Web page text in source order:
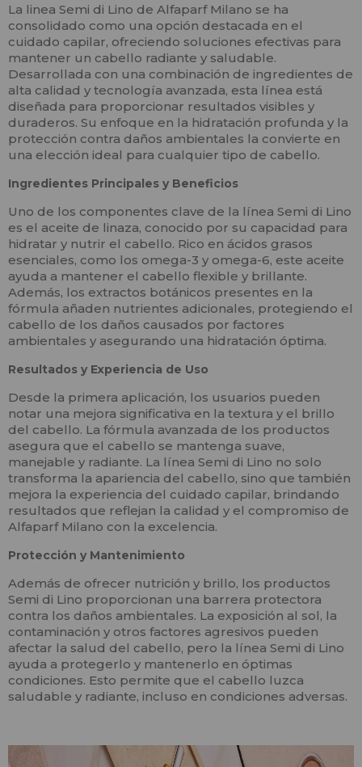
La linea Semi di Lino de Alfaparf Milano se ha
consolidado como una opción destacada en el
cuidado capilar, ofreciendo soluciones efectivas para
mantener un cabello radiante y saludable.
Desarrollada con una combinación de ingredientes de
alta calidad y tecnología avanzada, esta línea está
diseñada para proporcionar resultados visibles y
duraderos. Su enfoque en la hidratación profunda y la
protección contra daños ambientales la convierte en
una elección ideal para cualquier tipo de cabello.
Ingredientes Principales y Beneficios
Uno de los componentes clave de la línea Semi di Lino
es el aceite de linaza, conocido por su capacidad para
hidratar y nutrir el cabello. Rico en ácidos grasos
esenciales, como los omega-3 y omega-6, este aceite
ayuda a mantener el cabello flexible y brillante.
Además, los extractos botánicos presentes en la
fórmula añaden nutrientes adicionales, protegiendo el
cabello de los daños causados por factores
ambientales y asegurando una hidratación óptima.
Resultados y Experiencia de Uso
Desde la primera aplicación, los usuarios pueden
notar una mejora significativa en la textura y el brillo
del cabello. La fórmula avanzada de los productos
asegura que el cabello se mantenga suave,
manejable y radiante. La línea Semi di Lino no solo
transforma la apariencia del cabello, sino que también
mejora la experiencia del cuidado capilar, brindando
resultados que reflejan la calidad y el compromiso de
Alfaparf Milano con la excelencia.
Protección y Mantenimiento
Además de ofrecer nutrición y brillo, los productos
Semi di Lino proporcionan una barrera protectora
contra los daños ambientales. La exposición al sol, la
contaminación y otros factores agresivos pueden
afectar la salud del cabello, pero la línea Semi di Lino
ayuda a protegerlo y mantenerlo en óptimas
condiciones. Esto permite que el cabello luzca
saludable y radiante, incluso en condiciones adversas.